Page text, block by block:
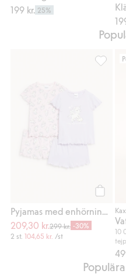
199 kr. 25%
209,30 kr.299 kr. -30%
2 st. 104,65 kr. /st
10